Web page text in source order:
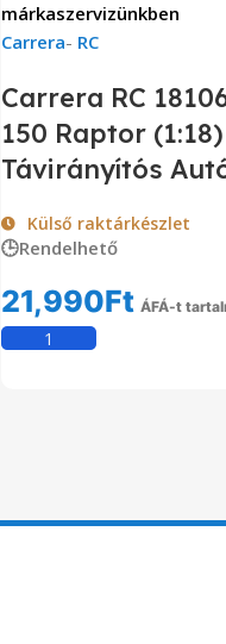
márkaszervizünkben
Carrera- RC
Carrera RC
150 Raptor (1:18)
Távirányítós
Külső raktárkészlet
🕒Rendelhető
21,990Ft ÁFÁ-t